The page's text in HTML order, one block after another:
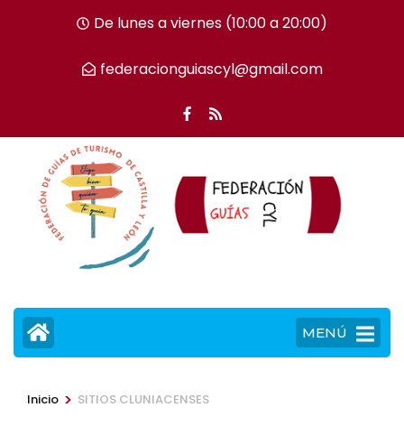
tecla
De lunes a viernes (10:00 a 20:00)
federacionguiascyl@gmail.com
MENÚ
Inicio > SITIOS CLUNIACENSES